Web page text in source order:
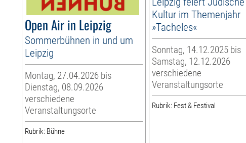
Open Air in Leipzig
Sommerbühnen in und um
Leipzig
Montag, 27.04.2026 bis
Dienstag, 08.09.2026
verschiedene
Veranstaltungsorte
Rubrik: Bühne
Kultur im Themenjahr
»Tacheles«
Sonntag, 14.12.2025 bis
Samstag, 12.12.2026
verschiedene
Veranstaltungsorte
Rubrik: Fest & Festival